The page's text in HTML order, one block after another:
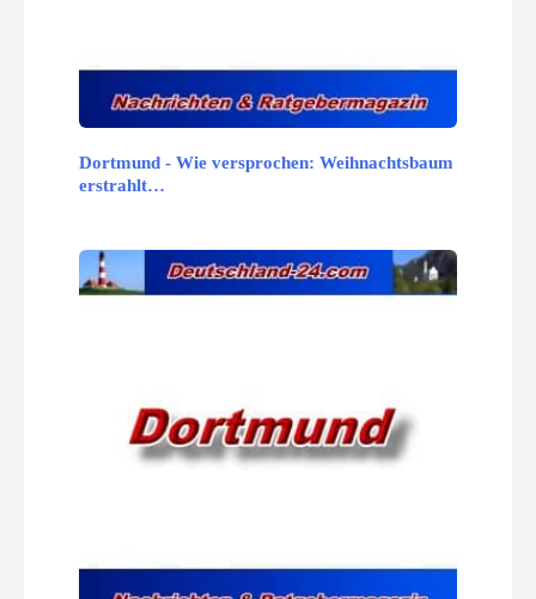
Dortmund - Wie versprochen: Weihnachtsbaum
erstrahlt…